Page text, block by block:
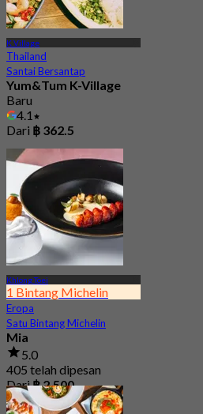
K Village
Thailand
Santai Bersantap
Yum&Tum K-Village
Baru
4.1
Dari ฿ 362.5
Khlong Toei
1 Bintang Michelin
Eropa
Satu Bintang Michelin
Mia
5.0
405 telah dipesan
Dari฿ 2,500